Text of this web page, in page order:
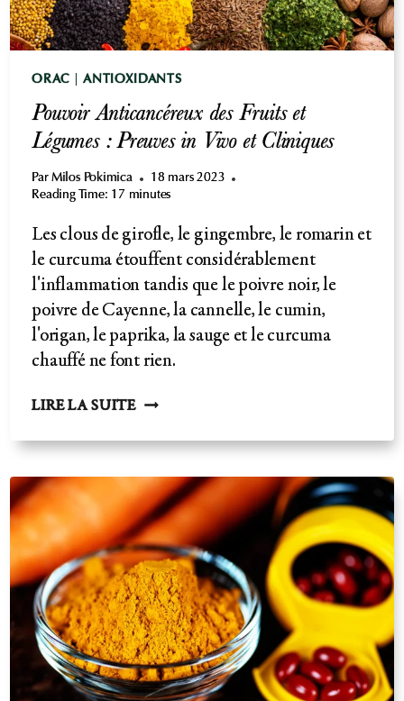
ORAC |ANTIOXIDANTS
Pouvoir Anticancéreux des Fruits et
Légumes : Preuves in Vivo et Cliniques
Par Milos Pokimica
18 mars 2023
Reading Time: 17 minutes
Les clous de girofle, le gingembre, le romarin et
le curcuma étouffent considérablement
l'inflammation tandis que le poivre noir, le
poivre de Cayenne, la cannelle, le cumin,
l'origan, le paprika, la sauge et le curcuma
chauffé ne font rien.
LIRE LA SUITEPOUVOIR
DES
ET
LÉGUMES
:
PREUVES
IN
VIVO
ET
CLINIQUES